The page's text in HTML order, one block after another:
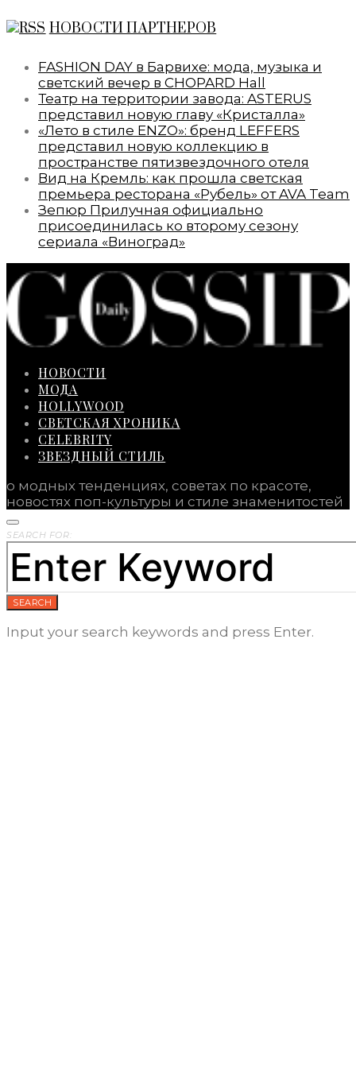
НОВОСТИ ПАРТНЕРОВ
FASHION DAY в Барвихе: мода, музыка и
светский вечер в CHOPARD Hall
Театр на территории завода: ASTERUS
представил новую главу «Кристалла»
«Лето в стиле ENZO»: бренд LEFFERS
представил новую коллекцию в
пространстве пятизвездочного отеля
Вид на Кремль: как прошла светская
премьера ресторана «Рубель» от AVA Team
Зепюр Прилучная официально
присоединилась ко второму сезону
сериала «Виноград»
НОВОСТИ
МОДА
HOLLYWOOD
СВЕТСКАЯ ХРОНИКА
CELEBRITY
ЗВЕЗДНЫЙ СТИЛЬ
о модных тенденциях, советах по красоте,
новостях поп-культуры и стиле знаменитостей
SEARCH FOR:
SEARCH
Input your search keywords and press Enter.